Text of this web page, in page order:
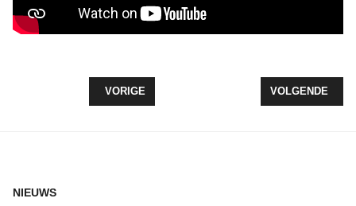
VORIG ARTIKEL: LUDGER STUIJT 3X PODIUM NK
VORIGE VOLGENDE
VOLGENDE
NIEUWS